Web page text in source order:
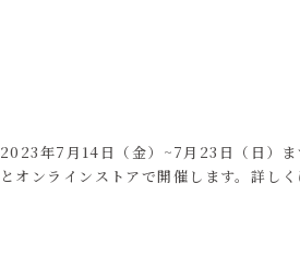
2023年7月14日（金）~7月23日（日）ま
とオンラインストアで開催します。詳しく